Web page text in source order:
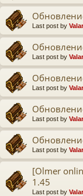
Last post by Valar
Last post by Valar
Last post by Valar
Last post by Valar
Last post by Valar
[Olmer
1.45
Last post by Valar